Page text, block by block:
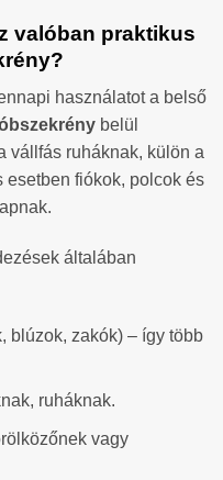
valóban praktikus
használatot a belső
belül
vállfás ruháknak, külön a
esetben fiókok, polcok és
általában
blúzok, zakók) – így több
ruháknak.
vagy